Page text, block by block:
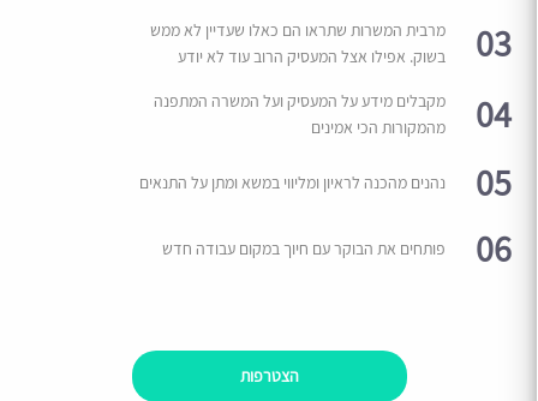
03
מרבית המשרות שתראו הם כאלו שעדיין לא ממש
בשוק. אפילו אצל המעסיק הרוב עוד לא יודע
04
מקבלים מידע על המעסיק ועל המשרה המתפנה
מהמקורות הכי אמינים
05 נהנים מהכנה לראיון ומליווי במשא ומתן על התנאים
06 פותחים את הבוקר עם חיוך במקום עבודה חדש
הצטרפות